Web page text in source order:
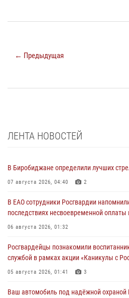
← Предыдущая
ЛЕНТА НОВОСТЕЙ
В Биробиджане определили лучших
07 августа 2026, 04:40 2
В ЕАО сотрудники Росгвардии
последствиях несвоевременной
06 августа 2026, 01:32
Росгвардейцы познакомили
службой в рамках акции «Каникулы с
05 августа 2026, 01:41 3
Ваш автомобиль под надёжной охраной